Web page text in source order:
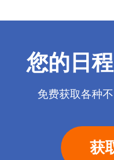
您的日
免费获取各种
获